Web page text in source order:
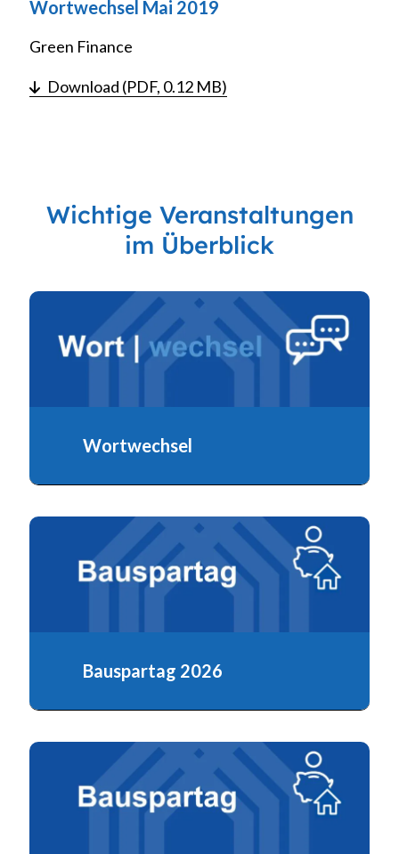
Wortwechsel Mai 2019
Green Finance
Download (PDF, 0.12 MB)
Wichtige Veranstaltungen
im Überblick
Wortwechsel
Mit Wohneigentum aus der Wohnungskrise
Bauspartag 2026